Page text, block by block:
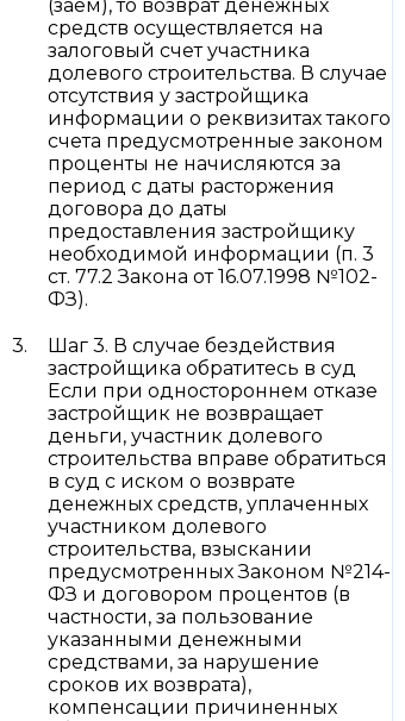
(заем), то возврат денежных
средств осуществляется на
залоговый счет участника
долевого строительства. В случае
отсутствия у застройщика
информации о реквизитах такого
счета предусмотренные законом
проценты не начисляются за
период с даты расторжения
договора до даты
предоставления застройщику
необходимой информации (п. 3
ст. 77.2 Закона от 16.07.1998 №102-
ФЗ).
Шаг 3. В случае бездействия
застройщика обратитесь в суд
Если при одностороннем отказе
застройщик не возвращает
деньги, участник долевого
строительства вправе обратиться
в суд с иском о возврате
денежных средств, уплаченных
участником долевого
строительства, взыскании
предусмотренных Законом №214-
ФЗ и договором процентов (в
частности, за пользование
указанными денежными
средствами, за нарушение
сроков их возврата),
компенсации причиненных